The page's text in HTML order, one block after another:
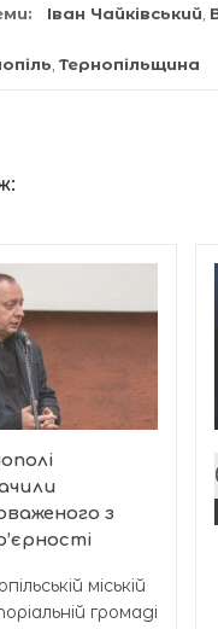
Іван Чайківський,
, Тернопільщина
з
міській
громаді